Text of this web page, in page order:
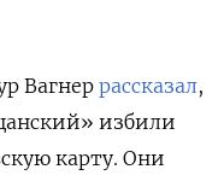
Вагнер рассказал,
избили
карту. Они